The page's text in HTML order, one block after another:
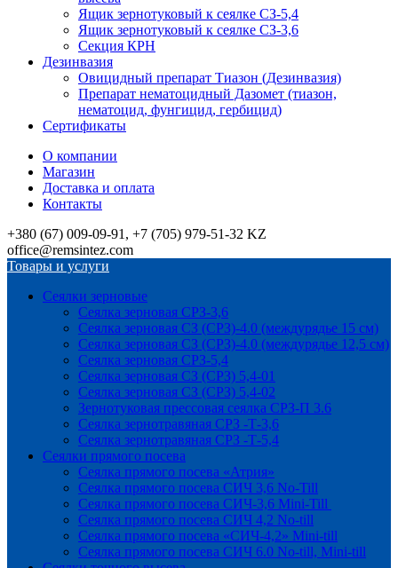
Ящик зернотуковый к сеялке СЗ-5,4
Ящик зернотуковый к сеялке СЗ-3,6
Секция КРН
Дезинвазия
Овицидный препарат Тиазон (Дезинвазия)
Препарат нематоцидный Дазомет (тиазон,
нематоцид, фунгицид, гербицид)
Сертификаты
О компании
Магазин
Доставка и оплата
Контакты
+380 (67) 009-09-91, +7 (705) 979-51-32 KZ
office@remsintez.com
Товары и услуги
Сеялки зерновые
Сеялка зерновая СРЗ-3,6
Сеялка зерновая СЗ (СРЗ)-4.0 (междурядье 15 см)
Сеялка зерновая СЗ (СРЗ)-4.0 (междурядье 12,5 см)
Сеялка зерновая СРЗ-5,4
Сеялка зерновая СЗ (СРЗ) 5,4-01
Сеялка зерновая СЗ (СРЗ) 5,4-02
Зернотуковая прессовая сеялка СРЗ-П 3.6
Сеялка зернотравяная СРЗ -Т-3,6
Сеялка зернотравяная СРЗ -Т-5,4
Сеялки прямого посева
Сеялка прямого посева «Атрия»
Сеялка прямого посева СИЧ 3,6 No-Till
Сеялка прямого посева СИЧ-3,6 Mini-Till
Сеялка прямого посева СИЧ 4,2 No-till
Сеялка прямого посева «СИЧ-4,2» Mini-till
Сеялка прямого посева СИЧ 6.0 No-till, Mini-till